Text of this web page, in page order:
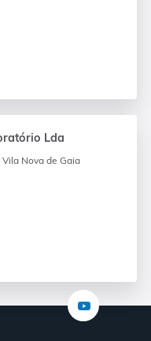
Lda
Nova de Gaia